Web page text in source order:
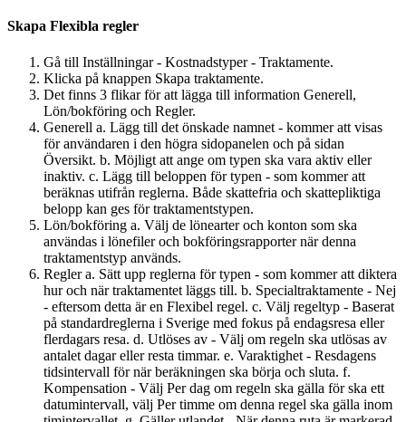
Skapa Flexibla regler
Gå till Inställningar - Kostnadstyper - Traktamente.
Klicka på knappen Skapa traktamente.
Det finns 3 flikar för att lägga till information Generell,
Lön/bokföring och Regler.
Generell a. Lägg till det önskade namnet - kommer att visas
för användaren i den högra sidopanelen och på sidan
Översikt. b. Möjligt att ange om typen ska vara aktiv eller
inaktiv. c. Lägg till beloppen för typen - som kommer att
beräknas utifrån reglerna. Både skattefria och skattepliktiga
belopp kan ges för traktamentstypen.
Lön/bokföring a. Välj de lönearter och konton som ska
användas i lönefiler och bokföringsrapporter när denna
traktamentstyp används.
Regler a. Sätt upp reglerna för typen - som kommer att diktera
hur och när traktamentet läggs till. b. Specialtraktamente - Nej
- eftersom detta är en Flexibel regel. c. Välj regeltyp - Baserat
på standardreglerna i Sverige med fokus på endagsresa eller
flerdagars resa. d. Utlöses av - Välj om regeln ska utlösas av
antalet dagar eller resta timmar. e. Varaktighet - Resdagens
tidsintervall för när beräkningen ska börja och sluta. f.
Kompensation - Välj Per dag om regeln ska gälla för ska ett
datumintervall, välj Per timme om denna regel ska gälla inom